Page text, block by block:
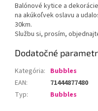
Balónové kytice a
na akúkoľvek oslavu a
30km.
Službu si, prosím,
Dodatočné
Kategória: Bubbles
EAN:
71444877480
Typ: Bubbles